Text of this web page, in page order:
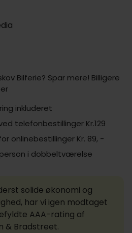
Bilferie? Spar mere! Billigere
inkluderet
telefonbestillinger Kr.129
onlinebestillinger Kr. 89, -
i dobbeltværelse
solide økonomi og
har vi igen modtaget
AAA-rating af
& Bradstreet.